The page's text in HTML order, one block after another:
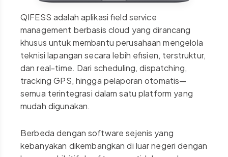
QIFESS adalah aplikasi field service
management berbasis cloud yang dirancang
khusus untuk membantu perusahaan mengelola
teknisi lapangan secara lebih efisien, terstruktur,
dan real-time. Dari scheduling, dispatching,
tracking GPS, hingga pelaporan otomatis—
semua terintegrasi dalam satu platform yang
mudah digunakan.
Berbeda dengan software sejenis yang
kebanyakan dikembangkan di luar negeri dengan